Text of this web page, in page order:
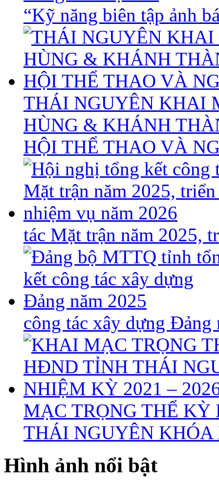
“Kỹ năng biên tập ảnh
THÁI NGUYÊN KHAI
HÙNG & KHÁNH
HỘI THỂ THAO VÀ
tác Mặt trận năm 2025,
công tác xây dựng Đảng
MẠC TRỌNG THỂ
THÁI NGUYÊN KHÓA
Hình ảnh nổi bật